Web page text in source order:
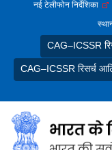
नई टेलीफोन निर्देशिका
CAG–ICSSR
CAG–ICSSR रिसर्च